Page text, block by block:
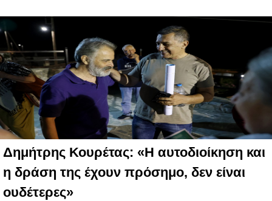
Δημήτρης Κουρέτας: «Η αυτοδιοίκηση και
η δράση της έχουν πρόσημο, δεν είναι
ουδέτερες»